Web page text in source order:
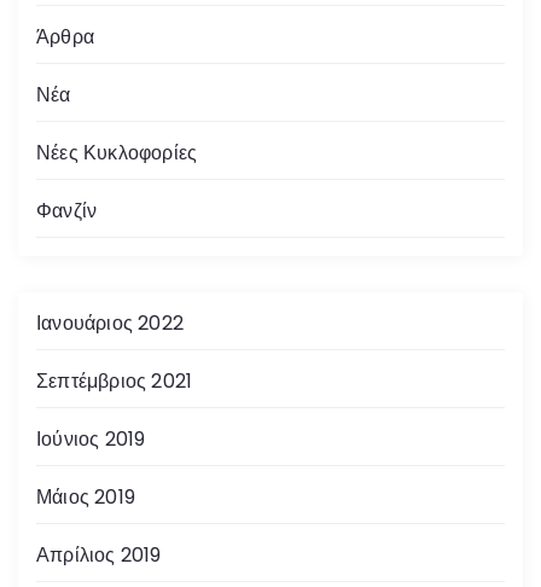
Άρθρα
Νέα
Νέες Κυκλοφορίες
Φανζίν
Ιανουάριος 2022
Σεπτέμβριος 2021
Ιούνιος 2019
Μάιος 2019
Απρίλιος 2019